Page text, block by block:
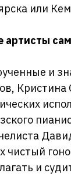
или
артисты
и
Кристина
чистый
и